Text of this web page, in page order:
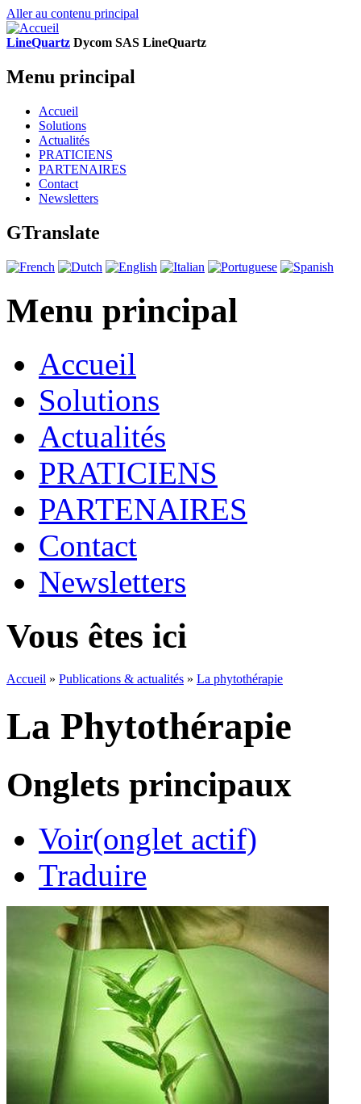
Aller au contenu principal
LineQuartz Dycom SAS LineQuartz
Menu principal
Accueil
Solutions
Actualités
PRATICIENS
PARTENAIRES
Contact
Newsletters
GTranslate
Menu principal
Accueil
Solutions
Actualités
PRATICIENS
PARTENAIRES
Contact
Newsletters
Vous êtes ici
Accueil » Publications & actualités » La phytothérapie
La Phytothérapie
Onglets principaux
Voir(onglet actif)
Traduire